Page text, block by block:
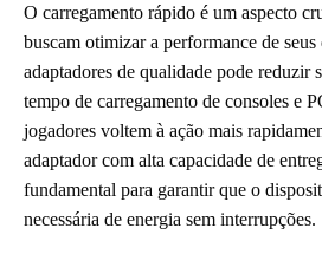
O carregamento rápido é um aspecto
buscam otimizar a performance de
adaptadores de qualidade pode reduzir
tempo de carregamento de consoles e
jogadores voltem à ação mais
adaptador com alta capacidade de
fundamental para garantir que o
necessária de energia sem interrupções.